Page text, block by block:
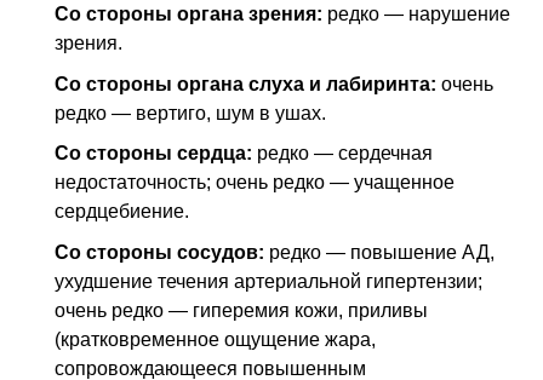
Со стороны органа зрения: редко — нарушение
зрения.
Со стороны органа слуха и лабиринта: очень
редко — вертиго, шум в ушах.
Со стороны сердца: редко — сердечная
недостаточность; очень редко — учащенное
сердцебиение.
Со стороны сосудов: редко — повышение АД,
ухудшение течения артериальной гипертензии;
очень редко — гиперемия кожи, приливы
(кратковременное ощущение жара,
сопровождающееся повышенным